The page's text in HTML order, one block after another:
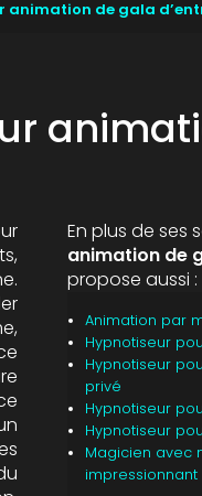
animation de gala
En plus de ses
animation de
propose aussi :
Animation par
Hypnotiseur
Hypnotiseur
privé
Hypnotiseur
Hypnotiseur
Magicien avec
impressionnant